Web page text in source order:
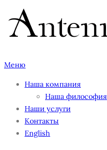
Перейти
содержимому
Меню
Наша компания
Наша философия
Наши услуги
Контакты
English